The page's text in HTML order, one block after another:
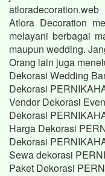
atloradecoration.web
Atlora Decoration
melayani berbagai
maupun wedding.
Orang lain juga
Dekorasi Wedding
Dekorasi
Vendor Dekorasi
Dekorasi
Harga Dekorasi
Dekorasi
Sewa dekorasi
Paket Dekorasi